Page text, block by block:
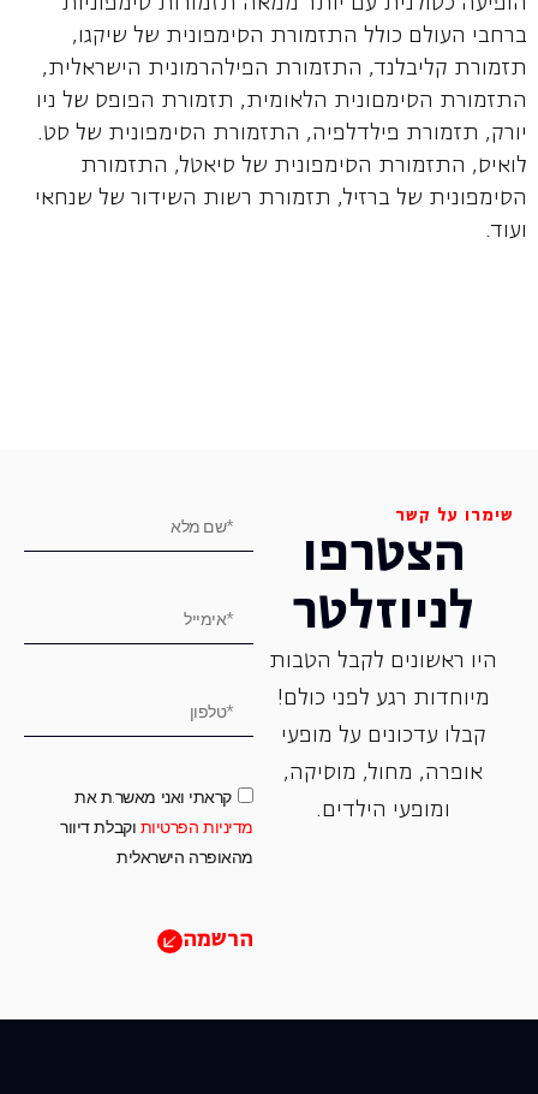
ברחבי העולם כולל התזמורת הסימפונית של שיקגו,
תזמורת קליבלנד, התזמורת הפילהרמונית הישראלית,
התזמורת הסימםונית הלאומית, תזמורת הפופס של ניו
יורק, תזמורת פילדלפיה, התזמורת הסימפונית של סט.
לואיס, התזמורת הסימפונית של סיאטל, התזמורת
הסימפונית של ברזיל, תזמורת רשות השידור של שנחאי
ועוד.
שימרו על קשר
הצטרפו
לניוזלטר
היו ראשונים לקבל הטבות
מיוחדות רגע לפני כולם!
קבלו עדכונים על מופעי
אופרה, ‏מחול, ‏מוסיקה,
ומופעי הילדים.
קראתי ואני מאשר.ת את
מדיניות הפרטיות וקבלת דיוור
מהאופרה הישראלית
הרשמה